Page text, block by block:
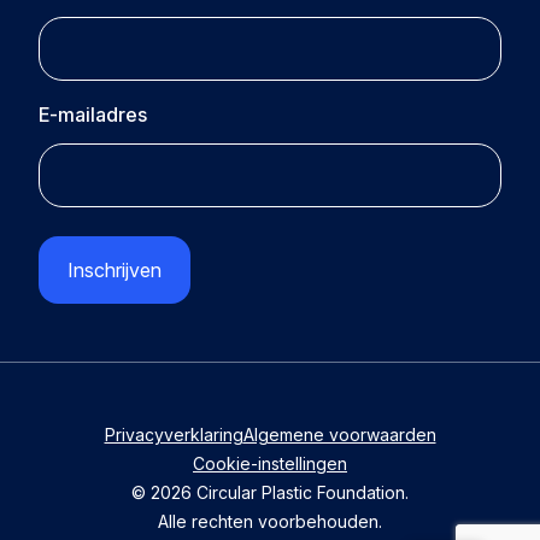
E-mailadres
CAPTCHA
© 2026 Circular Plastic Foundation.
Alle rechten voorbehouden.
PrivacyverklaringAlgemene voorwaarden
Cookie-instellingen